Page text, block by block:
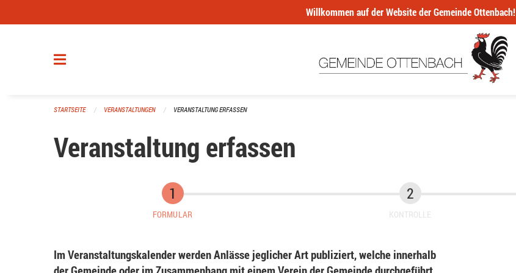
Willkommen auf der Website der Gemeinde Ottenbach!
STARTSEITE VERANSTALTUNGEN VERANSTALTUNG ERFASSEN
Veranstaltung erfassen
FORMULAR KONTROLLE
Im Veranstaltungskalender werden Anlässe jeglicher Art publiziert, welche innerhalb